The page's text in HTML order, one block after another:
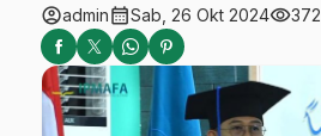
account_circleadmincalendar_monthSab, 26 Okt 2024visibility372